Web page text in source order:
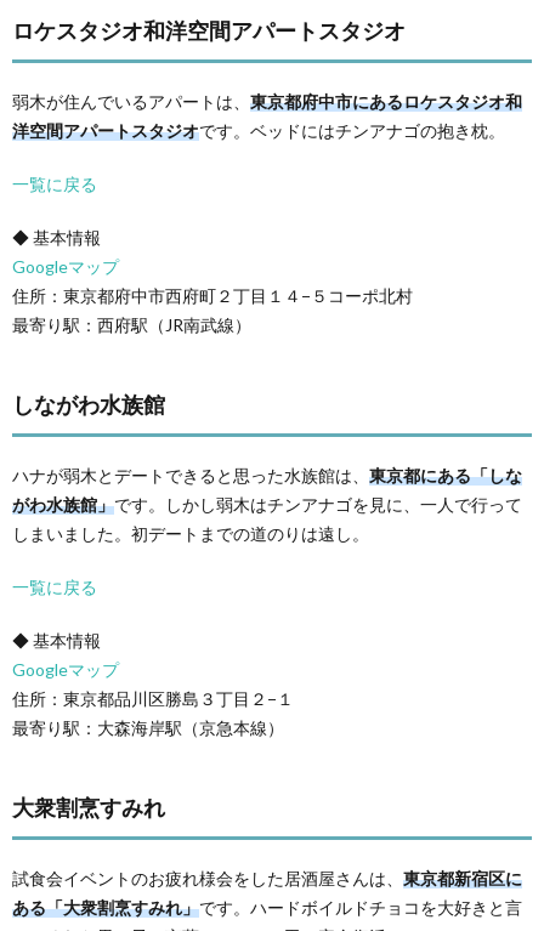
ロケスタジオ和洋空間アパートスタジオ
弱木が住んでいるアパートは、 東京都府中市にあるロケスタジオ和
洋空間アパートスタジオです。ベッドにはチンアナゴの抱き枕。
一覧に戻る
◆ 基本情報
Googleマップ
住所：東京都府中市西府町２丁目１４−５コーポ北村
最寄り駅：西府駅（JR南武線）
しながわ水族館
ハナが弱木とデートできると思った水族館は、 東京都にある「しな
がわ水族館」です。しかし弱木はチンアナゴを見に、一人で行って
しまいました。初デートまでの道のりは遠し。
一覧に戻る
◆ 基本情報
Googleマップ
住所：東京都品川区勝島３丁目２−１
最寄り駅：大森海岸駅（京急本線）
大衆割烹すみれ
試食会イベントのお疲れ様会をした居酒屋さんは、 東京都新宿区に
ある「大衆割烹すみれ」です。ハードボイルドチョコを大好きと言